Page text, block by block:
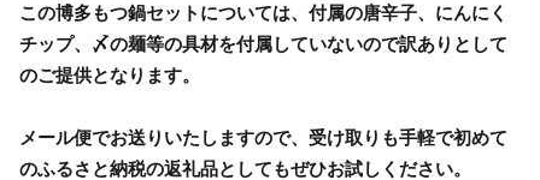
この博多もつ鍋セットについては、付属の唐辛子、にんにく
チップ、〆の麺等の具材を付属していないので訳ありとして
のご提供となります。
メール便でお送りいたしますので、受け取りも手軽で初めて
のふるさと納税の返礼品としてもぜひお試しください。